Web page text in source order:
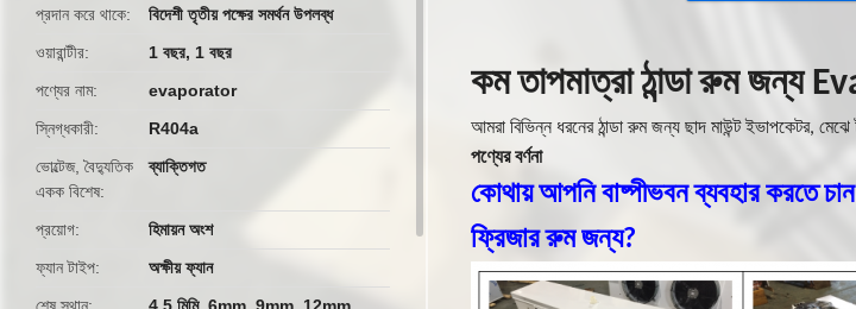
প্রদান করে থাকে
বিদেশী তৃতীয় পক্ষের সমর্থন উপলব্ধ
ওয়ারান্টীর
1 বছর, 1 বছর
পণ্যের নাম
evaporator
স্নিগ্ধকারী
R404a
ভোল্টেজ, বৈদ্যুতিক
একক বিশেষ
ব্যাক্তিগত
প্রয়োগ
হিমায়ন অংশ
ফ্যান টাইপ
অক্ষীয় ফ্যান
কম তাপমাত্রা ঠান্ডা রুম জন্য
আমরা বিভিন্ন ধরনের ঠান্ডা রুম জন্য ছাদ মাউন্ট ইভাপকেটর,
পণ্যের বর্ণনা
কোথায় আপনি বাষ্পীভবন ব্যবহার করতে
ফ্রিজার রুম জন্য?